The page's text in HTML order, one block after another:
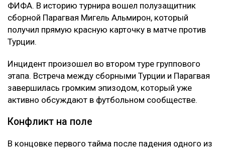
ФИФА. В историю турнира вошел полузащитник
сборной Парагвая Мигель Альмирон, который
получил прямую красную карточку в матче против
Турции.
Инцидент произошел во втором туре группового
этапа. Встреча между сборными Турции и Парагвая
завершилась громким эпизодом, который уже
активно обсуждают в футбольном сообществе.
Конфликт на поле
В концовке первого тайма после падения одного из